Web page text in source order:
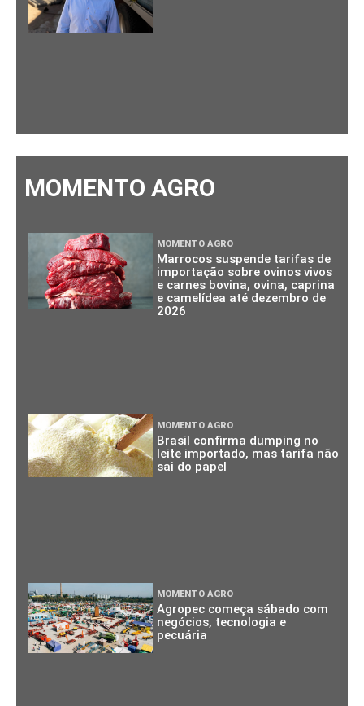
MOMENTO AGRO
MOMENTO AGRO
Marrocos suspende tarifas de
importação sobre ovinos vivos
e carnes bovina, ovina, caprina
e camelídea até dezembro de
2026
MOMENTO AGRO
Brasil confirma dumping no
leite importado, mas tarifa não
sai do papel
MOMENTO AGRO
Agropec começa sábado com
negócios, tecnologia e
pecuária